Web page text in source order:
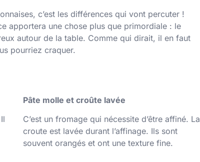
c’est les différences qui vont percuter !
apportera une chose plus que primordiale : le
autour de la table. Comme qui dirait, il en faut
pourriez craquer.
Pâte molle et croûte lavée
C’est un fromage qui nécessite d’être affiné. La
croute est lavée durant l’affinage. Ils sont
souvent orangés et ont une texture fine.